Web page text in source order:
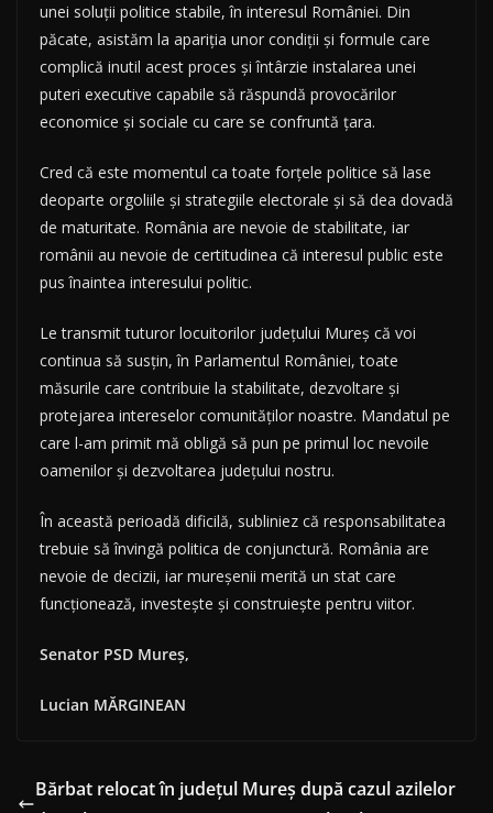
unei soluții politice stabile, în interesul României. Din
păcate, asistăm la apariția unor condiții și formule care
complică inutil acest proces și întârzie instalarea unei
puteri executive capabile să răspundă provocărilor
economice și sociale cu care se confruntă țara.
Cred că este momentul ca toate forțele politice să lase
deoparte orgoliile și strategiile electorale și să dea dovadă
de maturitate. România are nevoie de stabilitate, iar
românii au nevoie de certitudinea că interesul public este
pus înaintea interesului politic.
Le transmit tuturor locuitorilor județului Mureș că voi
continua să susțin, în Parlamentul României, toate
măsurile care contribuie la stabilitate, dezvoltare și
protejarea intereselor comunităților noastre. Mandatul pe
care l-am primit mă obligă să pun pe primul loc nevoile
oamenilor și dezvoltarea județului nostru.
În această perioadă dificilă, subliniez că responsabilitatea
trebuie să învingă politica de conjunctură. România are
nevoie de decizii, iar mureșenii merită un stat care
funcționează, investește și construiește pentru viitor.
Senator PSD Mureș,
Lucian MĂRGINEAN
Bărbat relocat în județul Mureș după cazul azilelor